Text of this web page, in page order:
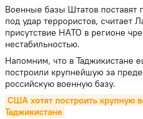
Военные базы Штатов поставят
под удар террористов, считает
присутствие НАТО в регионе
нестабильностью.
Напомним, что в Таджикистане
построили крупнейшую за
российскую военную базу.
США хотят построить крупную
Таджикистане